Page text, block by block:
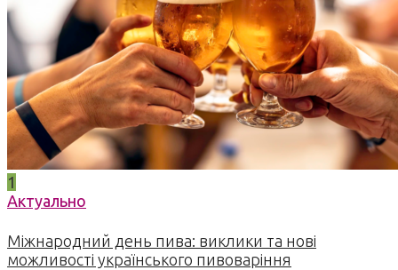
1
Актуально
Міжнародний день пива: виклики та нові
можливості українського пивоваріння